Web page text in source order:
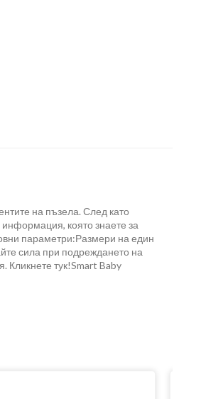
на пъзела. След като
която знаете за
параметри:Размери на един
сила при подреждането на
Кликнете тук!Smart Baby